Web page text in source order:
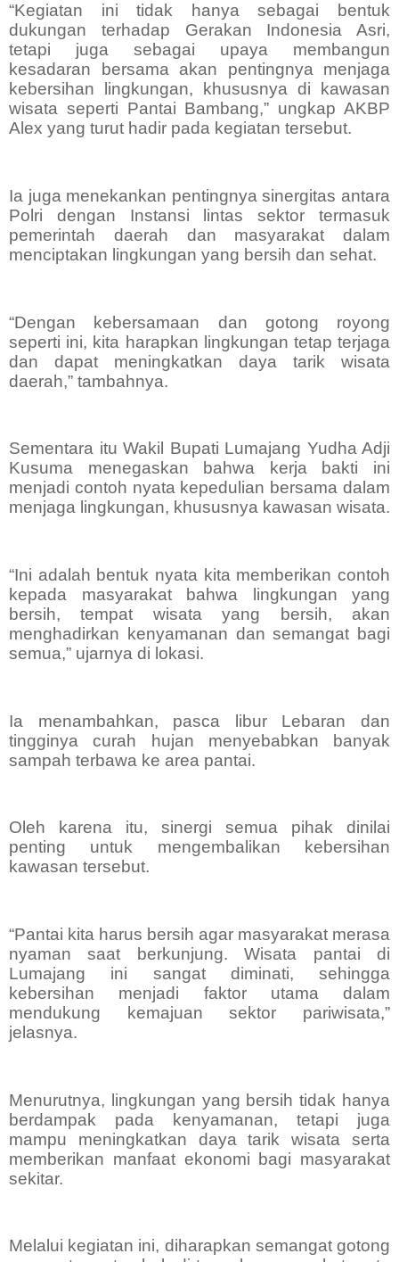
“Kegiatan ini tidak hanya sebagai bentuk
dukungan terhadap Gerakan Indonesia Asri,
tetapi juga sebagai upaya membangun
kesadaran bersama akan pentingnya menjaga
kebersihan lingkungan, khususnya di kawasan
wisata seperti Pantai Bambang,” ungkap AKBP
Alex yang turut hadir pada kegiatan tersebut.
Ia juga menekankan pentingnya sinergitas antara
Polri dengan Instansi lintas sektor termasuk
pemerintah daerah dan masyarakat dalam
menciptakan lingkungan yang bersih dan sehat.
“Dengan kebersamaan dan gotong royong
seperti ini, kita harapkan lingkungan tetap terjaga
dan dapat meningkatkan daya tarik wisata
daerah,” tambahnya.
Sementara itu Wakil Bupati Lumajang Yudha Adji
Kusuma menegaskan bahwa kerja bakti ini
menjadi contoh nyata kepedulian bersama dalam
menjaga lingkungan, khususnya kawasan wisata.
“Ini adalah bentuk nyata kita memberikan contoh
kepada masyarakat bahwa lingkungan yang
bersih, tempat wisata yang bersih, akan
menghadirkan kenyamanan dan semangat bagi
semua,” ujarnya di lokasi.
Ia menambahkan, pasca libur Lebaran dan
tingginya curah hujan menyebabkan banyak
sampah terbawa ke area pantai.
Oleh karena itu, sinergi semua pihak dinilai
penting untuk mengembalikan kebersihan
kawasan tersebut.
“Pantai kita harus bersih agar masyarakat merasa
nyaman saat berkunjung. Wisata pantai di
Lumajang ini sangat diminati, sehingga
kebersihan menjadi faktor utama dalam
mendukung kemajuan sektor pariwisata,”
jelasnya.
Menurutnya, lingkungan yang bersih tidak hanya
berdampak pada kenyamanan, tetapi juga
mampu meningkatkan daya tarik wisata serta
memberikan manfaat ekonomi bagi masyarakat
sekitar.
Melalui kegiatan ini, diharapkan semangat gotong